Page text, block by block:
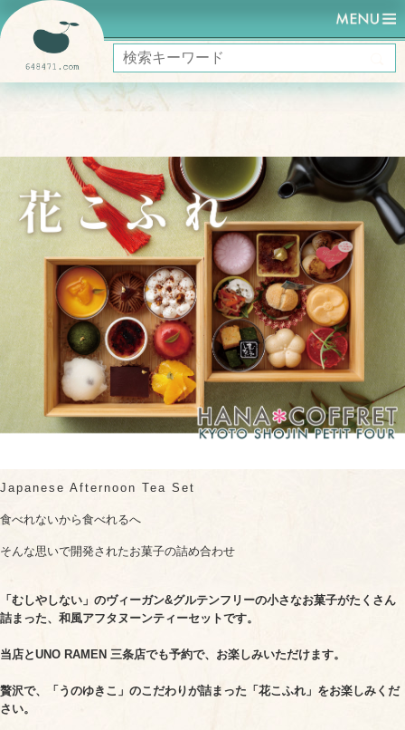
HOME はなこふれ Afternoon Tea
Japanese Afternoon Tea Set
食べれないから食べれるへ
そんな思いで開発されたお菓子の詰め合わせ
「むしやしない」のヴィーガン&グルテンフリーの小さなお菓子がたくさん
詰まった、和風アフタヌーンティーセットです。
当店とUNO RAMEN 三条店でも予約で、お楽しみいただけます。
贅沢で、「うのゆきこ」のこだわりが詰まった「花こふれ」をお楽しみくだ
さい。